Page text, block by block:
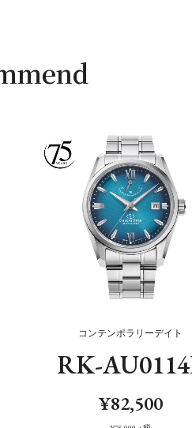
コンテンポラリーデイト
RK-
¥82,500